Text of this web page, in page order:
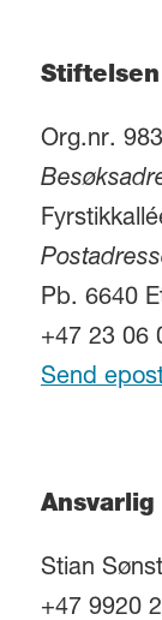
Org.nr.
Pb. 6640
+47 23 06
Send
Stian
+47 9920